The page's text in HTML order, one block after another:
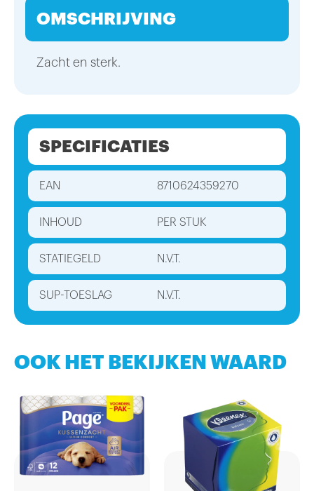
OMSCHRIJVING
Zacht en sterk.
SPECIFICATIES
EAN 8710624359270
INHOUD PER STUK
STATIEGELD N.V.T.
SUP-TOESLAG N.V.T.
OOK HET BEKIJKEN WAARD